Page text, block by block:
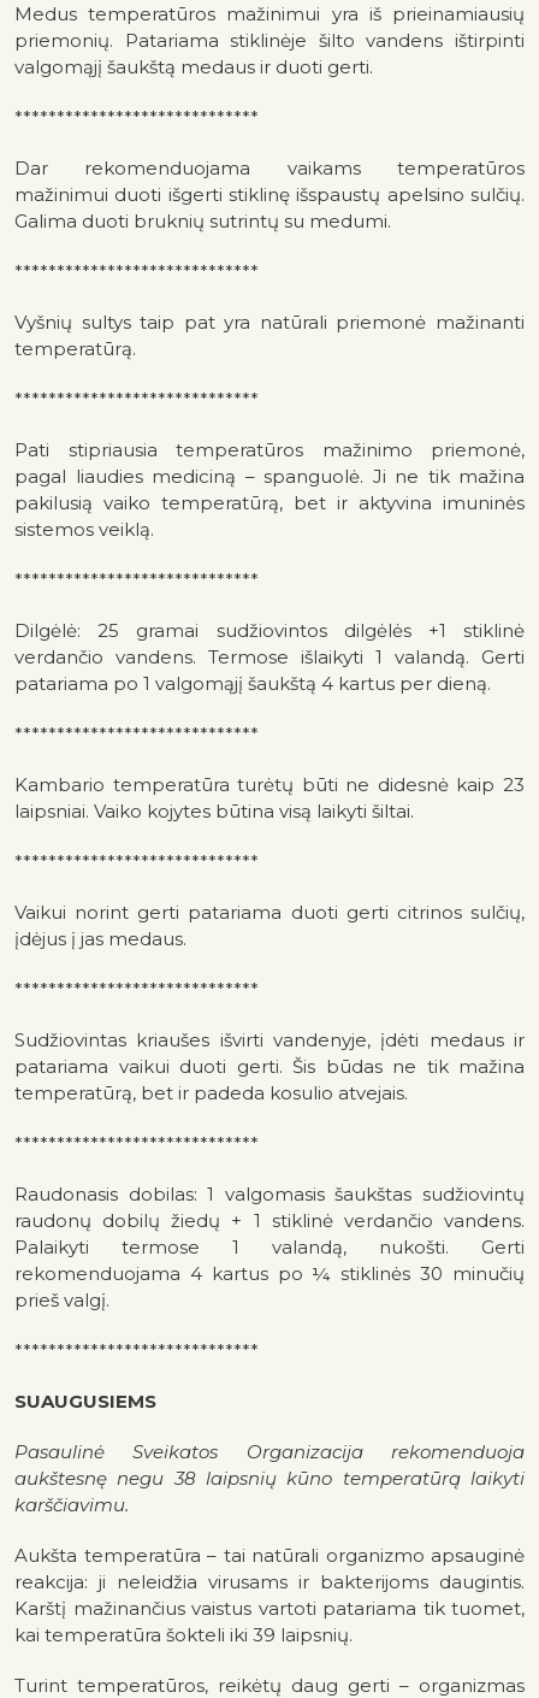
Medus temperatūros mažinimui yra iš prieinamiausių
priemonių. Patariama stiklinėje šilto vandens ištirpinti
valgomąjį šaukštą medaus ir duoti gerti.
*****************************
Dar rekomenduojama vaikams temperatūros
mažinimui duoti išgerti stiklinę išspaustų apelsino sulčių.
Galima duoti bruknių sutrintų su medumi.
*****************************
Vyšnių sultys taip pat yra natūrali priemonė mažinanti
temperatūrą.
*****************************
Pati stipriausia temperatūros mažinimo priemonė,
pagal liaudies mediciną – spanguolė. Ji ne tik mažina
pakilusią vaiko temperatūrą, bet ir aktyvina imuninės
sistemos veiklą.
*****************************
Dilgėlė: 25 gramai sudžiovintos dilgėlės +1 stiklinė
verdančio vandens. Termose išlaikyti 1 valandą. Gerti
patariama po 1 valgomąjį šaukštą 4 kartus per dieną.
*****************************
Kambario temperatūra turėtų būti ne didesnė kaip 23
laipsniai. Vaiko kojytes būtina visą laikyti šiltai.
*****************************
Vaikui norint gerti patariama duoti gerti citrinos sulčių,
įdėjus į jas medaus.
*****************************
Sudžiovintas kriaušes išvirti vandenyje, įdėti medaus ir
patariama vaikui duoti gerti. Šis būdas ne tik mažina
temperatūrą, bet ir padeda kosulio atvejais.
*****************************
Raudonasis dobilas: 1 valgomasis šaukštas sudžiovintų
raudonų dobilų žiedų + 1 stiklinė verdančio vandens.
Palaikyti termose 1 valandą, nukošti. Gerti
rekomenduojama 4 kartus po ¼ stiklinės 30 minučių
prieš valgį.
*****************************
SUAUGUSIEMS
Pasaulinė Sveikatos Organizacija rekomenduoja
aukštesnę negu 38 laipsnių kūno temperatūrą laikyti
karščiavimu.
Aukšta temperatūra – tai natūrali organizmo apsauginė
reakcija: ji neleidžia virusams ir bakterijoms daugintis.
Karštį mažinančius vaistus vartoti patariama tik tuomet,
kai temperatūra šokteli iki 39 laipsnių.
Turint temperatūros, reikėtų daug gerti – organizmas